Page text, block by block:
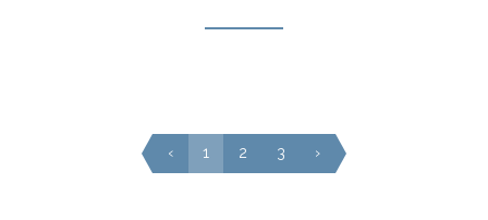
‹ 1 2 3 ›